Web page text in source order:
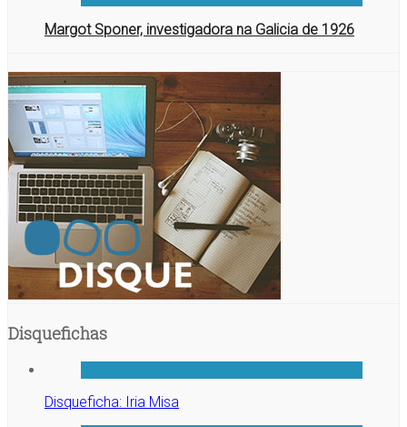
Margot Sponer, investigadora na Galicia de 1926
Disquefichas
Disqueficha: Iria Misa